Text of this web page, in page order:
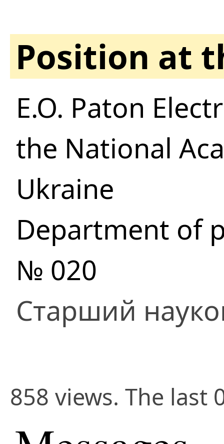
Position at
E.O. Paton
the National
Ukraine
Department of
№ 020
Старший
858 views. The last